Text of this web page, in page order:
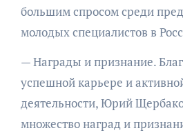
большим спросом среди
молодых специалистов в
— Награды и признание.
успешной карьере и
деятельности, Юрий
множество наград и